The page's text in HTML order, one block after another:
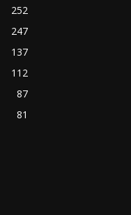
252
247
137
112
87
81